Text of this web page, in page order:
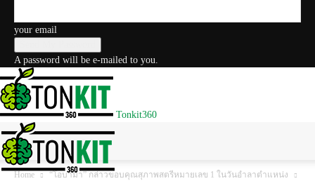
your email
A password will be e-mailed to you.
Tonkit360
Home
“โอบามา” กล่าวขอบคุณสุภาพสตรีหมายเลข 1 ในวันอำลาตำแหน่ง